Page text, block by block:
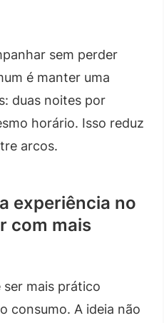
sem perder
é manter uma
duas noites por
horário. Isso reduz
arcos.
experiência no
com mais
ser mais prático
consumo. A ideia não